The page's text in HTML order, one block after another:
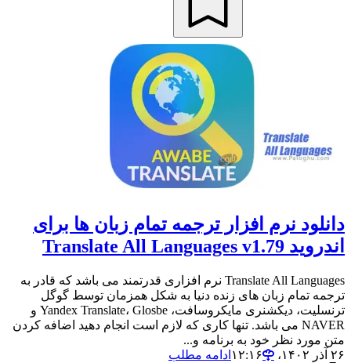
دانلود نرم افزار ترجمه تمام زبان ها برای
اندروید Translate All Languages v1.79
Translate All Languages نرم افزاری قدرتمند می باشد که قادر به
ترجمه تمام زبان های زنده دنیا به شکل همزمان توسط گوگل
ترنسلیت، دیکشنری مایکروسافت، Yandex Translate، Glosbe و
NAVER می باشد. تنها کاری که لازم است انجام دهید اضافه کردن
متن مورد نظر خود به برنامه و...
۲۶ آذر ۱۴۰۲،‏ ۱۲:۱۶
ادامه مطلب